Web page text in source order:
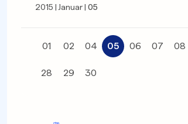
2015 Januar 05
01 02 04 05 06 07 08
28 29 30